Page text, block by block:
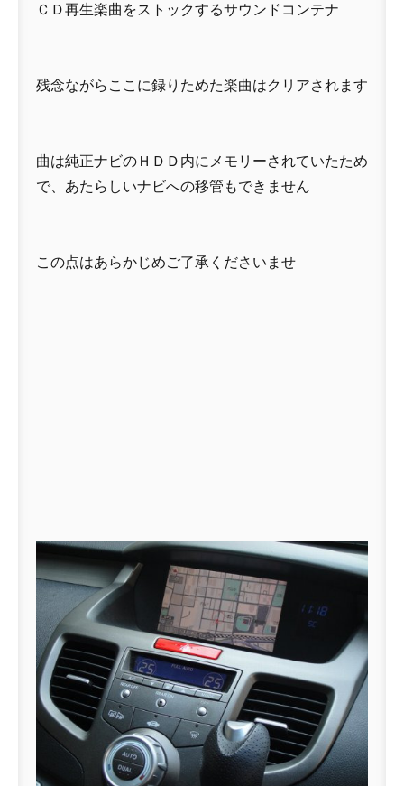
ＣＤ再生楽曲をストックするサウンドコンテナ
残念ながらここに録りためた楽曲はクリアされます
曲は純正ナビのＨＤＤ内にメモリーされていたため
で、あたらしいナビへの移管もできません
この点はあらかじめご了承くださいませ